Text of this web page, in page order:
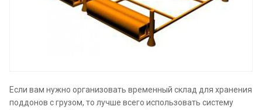
Если вам нужно организовать временный склад для хранения
поддонов с грузом, то лучше всего использовать систему